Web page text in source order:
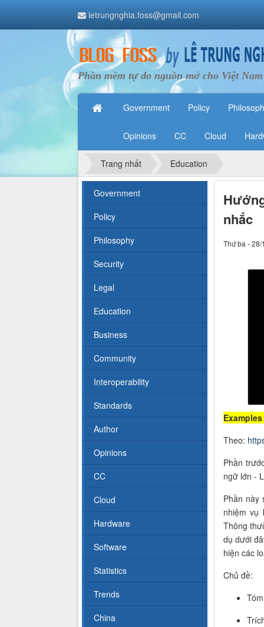
letrungnghia.foss@gmail.com
Phần mềm tự do nguồn mở cho Việt Nam
Government Policy
Opinions CC Cloud
Trang nhất Education
nhắc
Thứ ba -
Theo:
Phần
ngữ lớn -
Phần này
nhiệm vụ
Thông
dụ dưới
hiện các
Chủ đề:
Government
Policy
Philosophy
Security
Legal
Education
Business
Community
Interoperability
Standards
Author
Opinions
CC
Cloud
Hardware
Software
Statistics
Trends
China